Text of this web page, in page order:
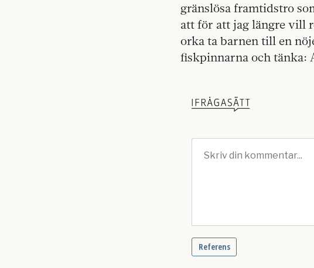
gränslösa framtidstro
att för att jag längre vill
orka ta barnen till en
fiskpinnarna och